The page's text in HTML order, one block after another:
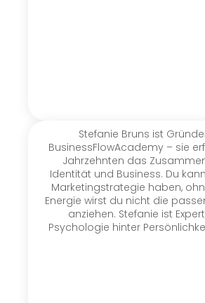
Stefanie Bruns ist
BusinessFlowAcademy – sie
Jahrzehnten das
Identität und Business. Du
Marketingstrategie haben,
Energie wirst du nicht die
anziehen. Stefanie ist
Psychologie hinter